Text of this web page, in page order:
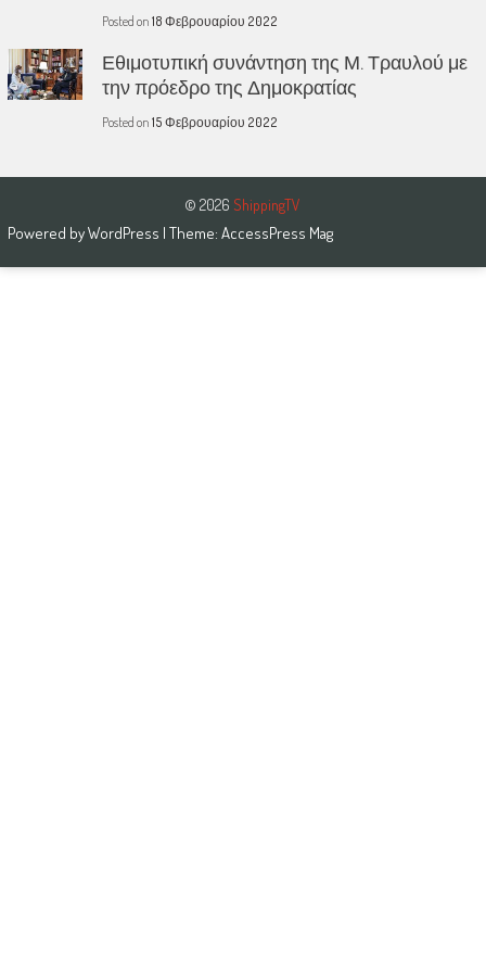
Posted on 18 Φεβρουαρίου 2022
Εθιμοτυπική συνάντηση της Μ. Τραυλού με
την πρόεδρο της Δημοκρατίας
Posted on 15 Φεβρουαρίου 2022
© 2026 ShippingTV
Powered byWordPress | Theme: AccessPress Mag